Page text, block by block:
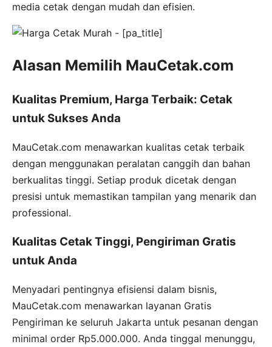
media cetak dengan mudah dan efisien.
Alasan Memilih MauCetak.com
Kualitas Premium, Harga Terbaik: Cetak
untuk Sukses Anda
MauCetak.com menawarkan kualitas cetak terbaik
dengan menggunakan peralatan canggih dan bahan
berkualitas tinggi. Setiap produk dicetak dengan
presisi untuk memastikan tampilan yang menarik dan
professional.
Kualitas Cetak Tinggi, Pengiriman Gratis
untuk Anda
Menyadari pentingnya efisiensi dalam bisnis,
MauCetak.com menawarkan layanan Gratis
Pengiriman ke seluruh Jakarta untuk pesanan dengan
minimal order Rp5.000.000. Anda tinggal menunggu,